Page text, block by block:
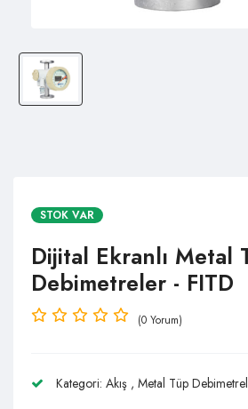
STOK VAR
Dijital Ekranlı Metal
Debimetreler - FITD
(0 Yorum)
Kategori: Akış , Metal Tüp